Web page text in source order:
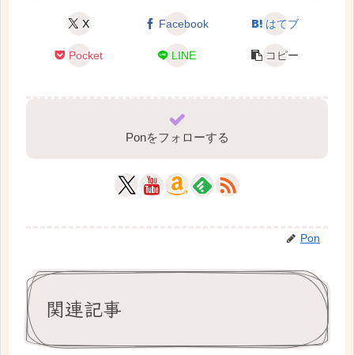
X Facebook はてブ
Pocket LINE コピー
Ponをフォローする
Pon
関連記事